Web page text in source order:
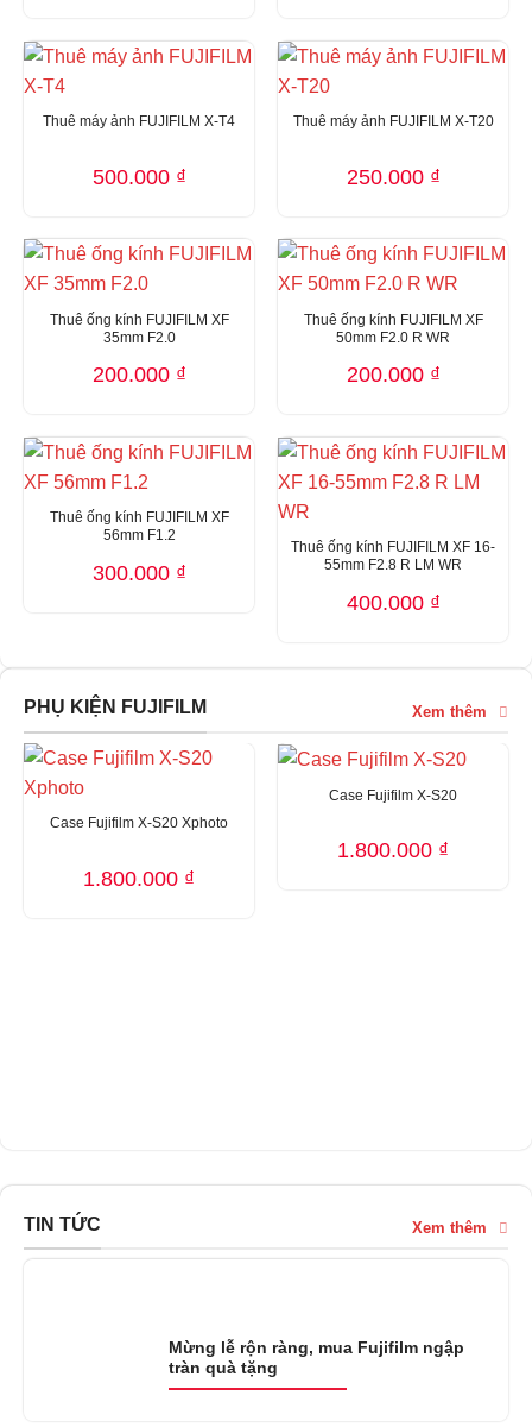
Thuê máy ảnh FUJIFILM X-T4
500.000 ₫
Thuê máy ảnh FUJIFILM X-T20
250.000 ₫
Thuê ống kính FUJIFILM XF
35mm F2.0
200.000 ₫
Thuê ống kính FUJIFILM XF
50mm F2.0 R WR
200.000 ₫
Thuê ống kính FUJIFILM XF
56mm F1.2
300.000 ₫
Thuê ống kính FUJIFILM XF 16-
55mm F2.8 R LM WR
400.000 ₫
PHỤ KIỆN FUJIFILM Xem thêm
Case Fujifilm X-S20 Xphoto
1.800.000 ₫
Case Fujifilm X-S20
1.800.000 ₫
TIN TỨC Xem thêm
Mừng lễ rộn ràng, mua Fujifilm ngập
tràn quà tặng